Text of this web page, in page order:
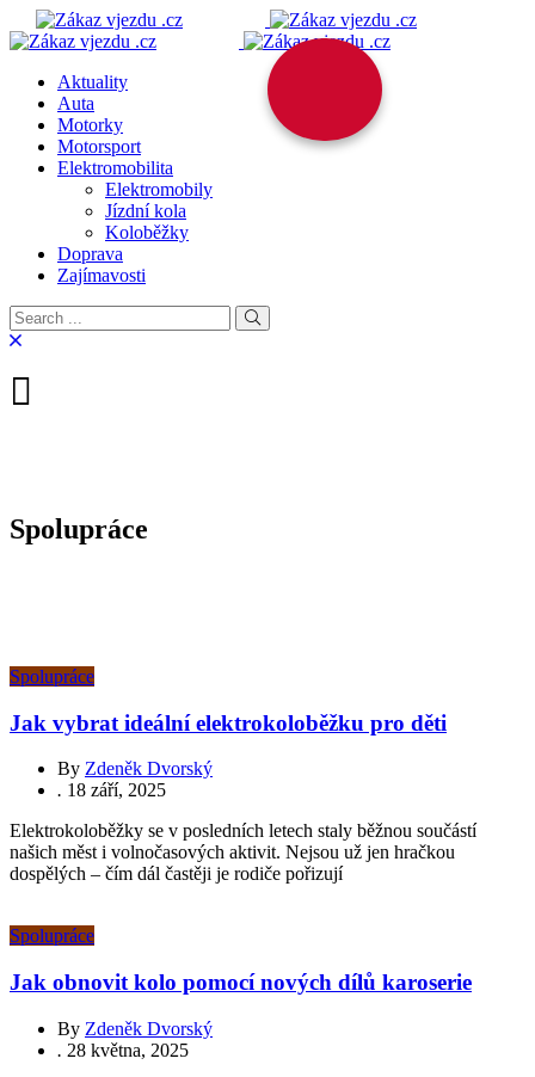
Aktuality
Auta
Motorky
Motorsport
Elektromobilita
Elektromobily
Jízdní kola
Koloběžky
Doprava
Zajímavosti
Spolupráce
Spolupráce
Jak vybrat ideální elektrokoloběžku pro děti
By Zdeněk Dvorský
. 18 září, 2025
Elektrokoloběžky se v posledních letech staly běžnou součástí
našich měst i volnočasových aktivit. Nejsou už jen hračkou
dospělých – čím dál častěji je rodiče pořizují
Spolupráce
Jak obnovit kolo pomocí nových dílů karoserie
By Zdeněk Dvorský
. 28 května, 2025